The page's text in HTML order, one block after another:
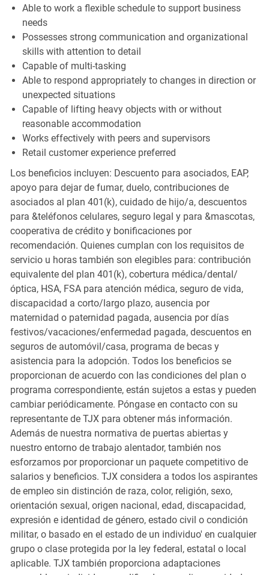
Able to work a flexible schedule to support business
needs
Possesses strong communication and organizational
skills with attention to detail
Capable of multi-tasking
Able to respond appropriately to changes in direction or
unexpected situations
Capable of lifting heavy objects with or without
reasonable accommodation
Works effectively with peers and supervisors
Retail customer experience preferred
Los beneficios incluyen: Descuento para asociados, EAP,
apoyo para dejar de fumar, duelo, contribuciones de
asociados al plan 401(k), cuidado de hijo/a, descuentos
para &teléfonos celulares, seguro legal y para &mascotas,
cooperativa de crédito y bonificaciones por
recomendación. Quienes cumplan con los requisitos de
servicio u horas también son elegibles para: contribución
equivalente del plan 401(k), cobertura médica/dental/
óptica, HSA, FSA para atención médica, seguro de vida,
discapacidad a corto/largo plazo, ausencia por
maternidad o paternidad pagada, ausencia por días
festivos/vacaciones/enfermedad pagada, descuentos en
seguros de automóvil/casa, programa de becas y
asistencia para la adopción. Todos los beneficios se
proporcionan de acuerdo con las condiciones del plan o
programa correspondiente, están sujetos a estas y pueden
cambiar periódicamente. Póngase en contacto con su
representante de TJX para obtener más información.
Además de nuestra normativa de puertas abiertas y
nuestro entorno de trabajo alentador, también nos
esforzamos por proporcionar un paquete competitivo de
salarios y beneficios. TJX considera a todos los aspirantes
de empleo sin distinción de raza, color, religión, sexo,
orientación sexual, origen nacional, edad, discapacidad,
expresión e identidad de género, estado civil o condición
militar, o basado en el estado de un individuo' en cualquier
grupo o clase protegida por la ley federal, estatal o local
aplicable. TJX también proporciona adaptaciones